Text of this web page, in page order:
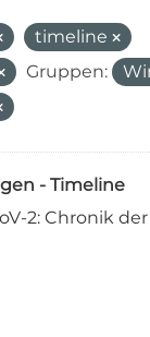
timeline
Gruppen:
- Timeline
2: Chronik